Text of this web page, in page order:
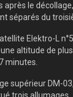
après le
séparés du
Elektro-L
altitude de
minutes.
supérieur DM-